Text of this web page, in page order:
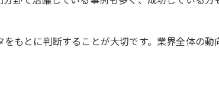
もとに判断することが大切です。業界全体の動